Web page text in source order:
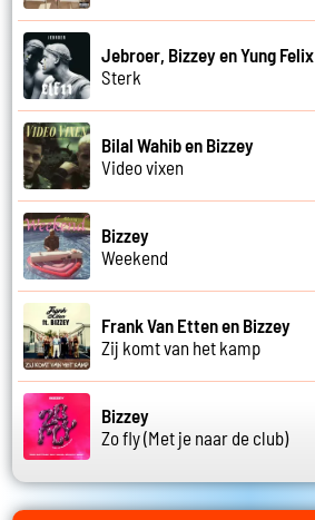
Jebroer, Bizzey en Yung Felix
Sterk
Bilal Wahib en Bizzey
Video vixen
Bizzey
Weekend
Frank Van Etten en Bizzey
Zij komt van het kamp
Bizzey
Zo fly (Met je naar de club)